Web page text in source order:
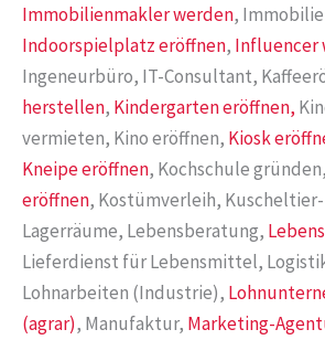
Immobilienmakler werden,
Indoorspielplatz eröffnen, Influencer
Ingeneurbüro, IT-Consultant,
herstellen, Kindergarten eröffnen,
vermieten, Kino eröffnen, Kiosk
Kneipe eröffnen, Kochschule gründen,
eröffnen, Kostümverleih,
Lagerräume, Lebensberatung,
Lieferdienst für Lebensmittel,
Lohnarbeiten (Industrie),
(agrar), Manufaktur, Marketing-